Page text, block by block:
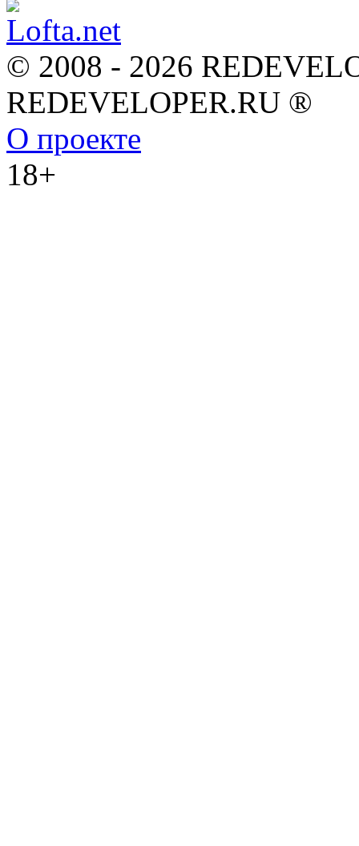
© 2008 - 2026
REDEVELOPER.RU ®
О проекте
18+